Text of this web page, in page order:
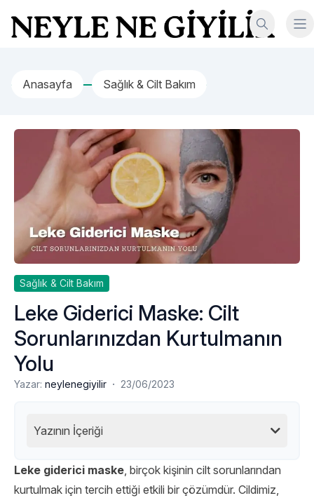
Neyle Ne Giyilir
Anasayfa Sağlık & Cilt Bakım
Sağlık & Cilt Bakım
Leke Giderici Maske: Cilt
Sorunlarınızdan Kurtulmanın
Yolu
Yazar: neylenegiyilir · 23/06/2023
Yazının İçeriği
Leke giderici maske, birçok kişinin cilt sorunlarından
kurtulmak için tercih ettiği etkili bir çözümdür. Cildimiz,